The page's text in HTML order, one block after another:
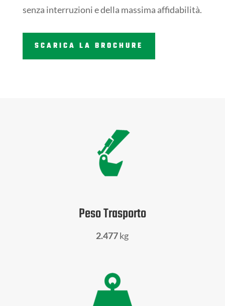
senza interruzioni e della massima affidabilità.
SCARICA LA BROCHURE
Peso Trasporto
2.477kg